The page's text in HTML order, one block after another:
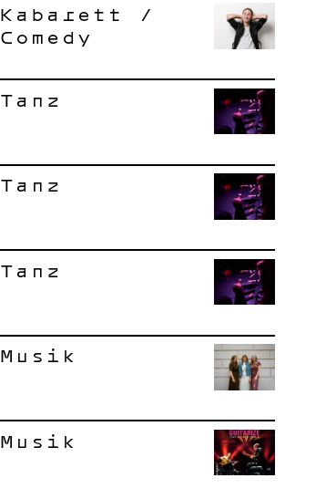
Kabarett /
Comedy
Tanz
Tanz
Tanz
Musik
Musik